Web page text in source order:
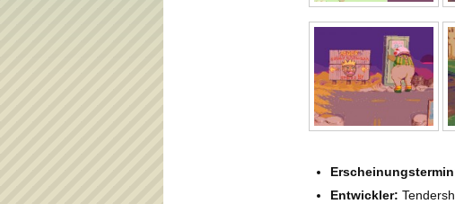
Entwickler: